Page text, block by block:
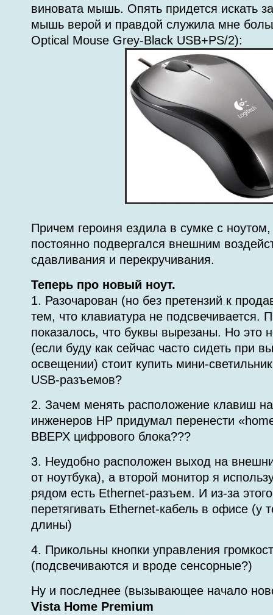
виновата мышь. Опять придется искать
мышь верой и правдой служила мне
Optical Mouse Grey-Black USB+PS/2):
Причем героиня ездила в сумке с ноутом,
постоянно подвергался внешним
сдавливания и перекручивания.
Теперь про новый ноут.
1. Разочарован (но без претензий к
тем, что клавиатура не подсвечивается.
показалось, что буквы вырезаны. Но это
(если буду как сейчас часто сидеть при
освещении) стоит купить мини-
USB-разъемов?
2. Зачем менять расположение клавиш
инженеров HP придумал перенести
ВВЕРХ цифрового блока???
3. Неудобно расположен выход на
от ноутбука), а второй монитор я
рядом есть Ethernet-разъем. И из-за
перетягивать Ethernet-кабель в офисе (у
длины)
4. Прикольны кнопки управления
(подсвечиваются и вроде сенсорные?)
Ну и последнее (вызывающее начало
Vista Home Premium